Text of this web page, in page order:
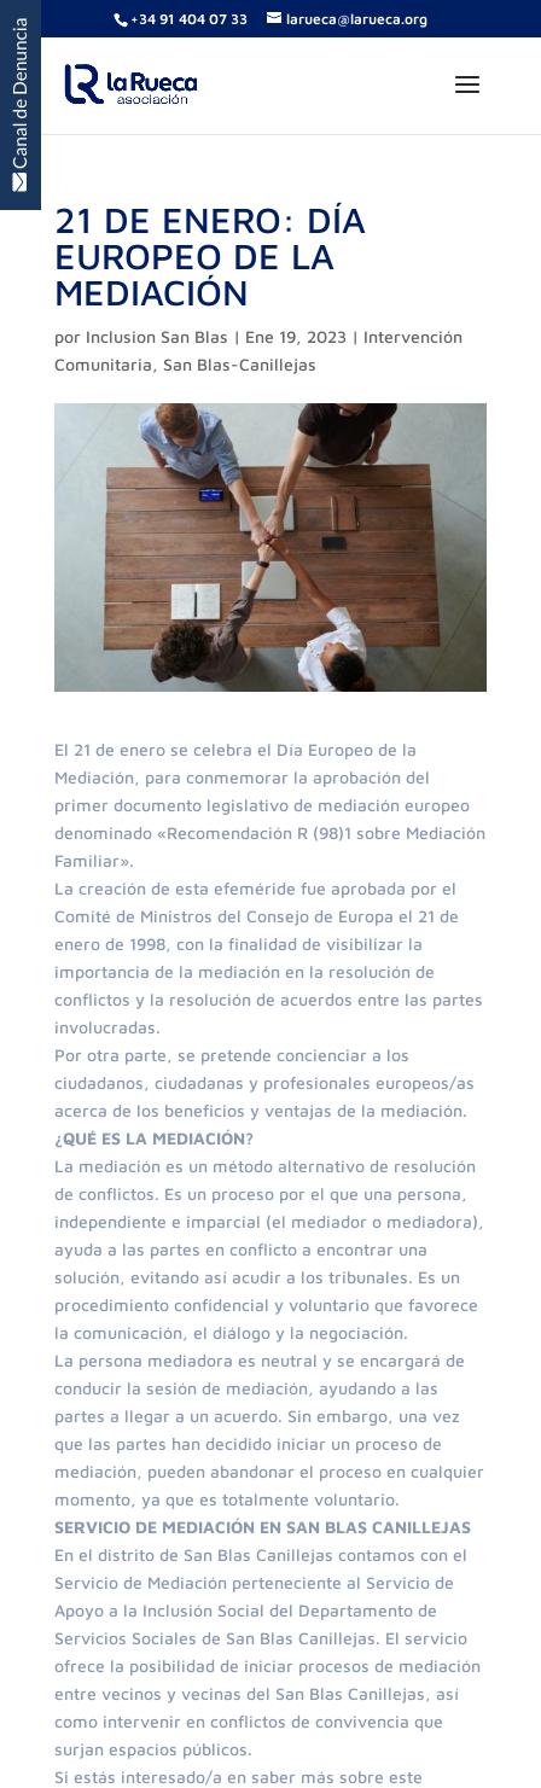
+34 91 404 07 33 larueca@larueca.org
21 DE ENERO: DÍA
EUROPEO DE LA
MEDIACIÓN
por Inclusion San Blas | Ene 19, 2023 | Intervención
Comunitaria, San Blas-Canillejas
El 21 de enero se celebra el Día Europeo de la
Mediación, para conmemorar la aprobación del
primer documento legislativo de mediación europeo
denominado «Recomendación R (98)1 sobre Mediación
Familiar».
La creación de esta efeméride fue aprobada por el
Comité de Ministros del Consejo de Europa el 21 de
enero de 1998, con la finalidad de visibilizar la
importancia de la mediación en la resolución de
conflictos y la resolución de acuerdos entre las partes
involucradas.
Por otra parte, se pretende concienciar a los
ciudadanos, ciudadanas y profesionales europeos/as
acerca de los beneficios y ventajas de la mediación.
¿QUÉ ES LA MEDIACIÓN?
La mediación es un método alternativo de resolución
de conflictos. Es un proceso por el que una persona,
independiente e imparcial (el mediador o mediadora),
ayuda a las partes en conflicto a encontrar una
solución, evitando así acudir a los tribunales. Es un
procedimiento confidencial y voluntario que favorece
la comunicación, el diálogo y la negociación.
La persona mediadora es neutral y se encargará de
conducir la sesión de mediación, ayudando a las
partes a llegar a un acuerdo. Sin embargo, una vez
que las partes han decidido iniciar un proceso de
mediación, pueden abandonar el proceso en cualquier
momento, ya que es totalmente voluntario.
SERVICIO DE MEDIACIÓN EN SAN BLAS CANILLEJAS
En el distrito de San Blas Canillejas contamos con el
Servicio de Mediación perteneciente al Servicio de
Apoyo a la Inclusión Social del Departamento de
Servicios Sociales de San Blas Canillejas. El servicio
ofrece la posibilidad de iniciar procesos de mediación
entre vecinos y vecinas del San Blas Canillejas, así
como intervenir en conflictos de convivencia que
surjan espacios públicos.
Si estás interesado/a en saber más sobre este